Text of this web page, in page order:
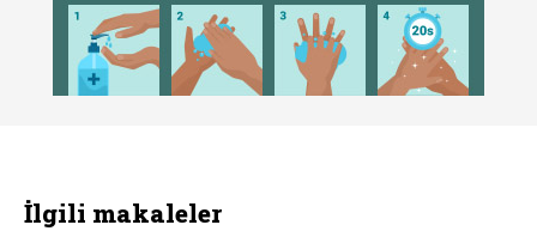
İlgili makaleler